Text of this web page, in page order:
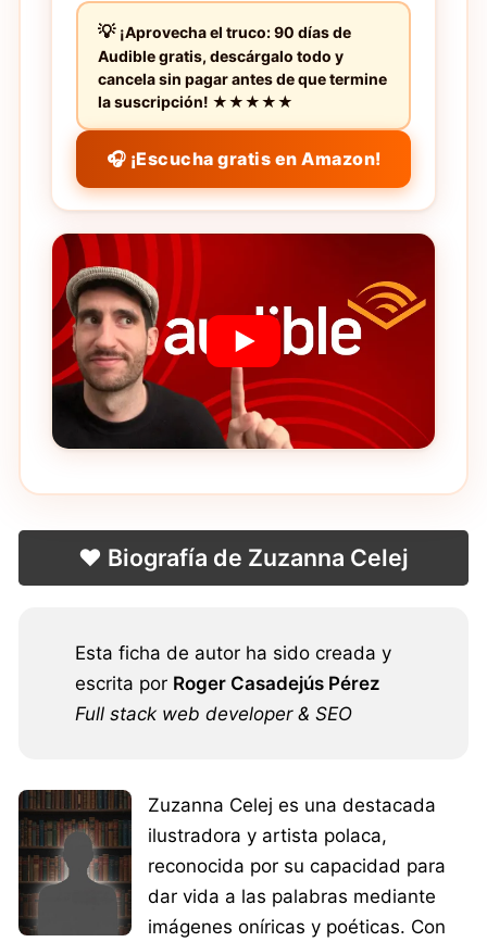
¡Aprovecha el truco: 90 días de
Audible gratis, descárgalo todo y
cancela sin pagar antes de que termine
la suscripción! ★★★★★
🎧 ¡Escucha gratis en Amazon!
❤️ Biografía de Zuzanna Celej
Esta ficha de autor ha sido creada y
escrita por Roger Casadejús Pérez
Full stack web developer & SEO
Zuzanna Celej es una destacada
ilustradora y artista polaca,
reconocida por su capacidad para
dar vida a las palabras mediante
imágenes oníricas y poéticas. Con